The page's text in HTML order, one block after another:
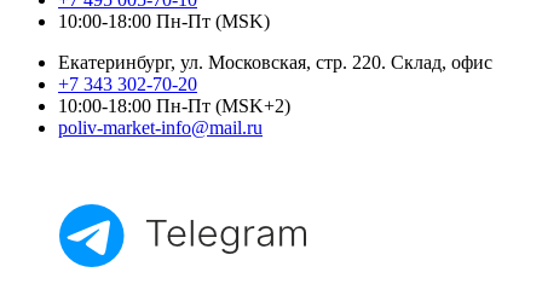
10:00-18:00 Пн-Пт (MSK)
Екатеринбург, ул. Московская, стр. 220. Склад, офис
+7 343 302-70-20
10:00-18:00 Пн-Пт (MSK+2)
poliv-market-info@mail.ru